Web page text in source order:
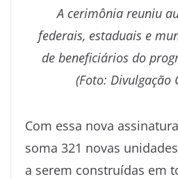
A cerimônia reuniu
federais, estaduais e
de beneficiários do
(Foto: Divulgação
Com essa nova
soma 321 novas
a serem construídas em